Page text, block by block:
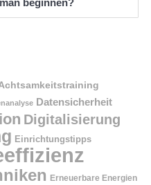
beginnen?
Datensicherheit
Digitalisierung
Einrichtungstipps
Erneuerbare Energien